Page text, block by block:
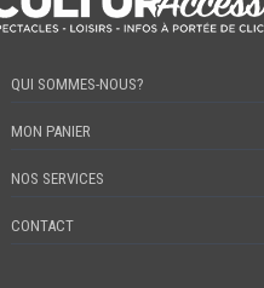
QUI SOMMES-NOUS?
MON PANIER
NOS SERVICES
CONTACT